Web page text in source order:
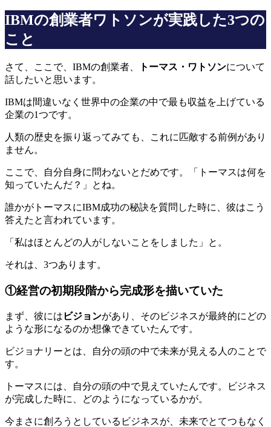
IBMの創業者ワトソンが実践した3つの
こと
さて、ここで、IBMの創業者、 トーマス・ワトソンについて
話したいと思います。
IBMは間違いなく世界中の企業の中で最も収益を上げている
企業の1つです。
人類の歴史を振り返ってみても、これに匹敵する前例があり
ません。
ここで、自分自身に問わないとだめです。「トーマスは何を
知っていたんだ？」とね。
誰かがトーマスにIBM成功の秘訣を質問した時に、彼はこう
答えたと言われています。
「私はほとんどの人がしないことをしました」と。
それは、3つあります。
①経営の初期段階から完成形を描いていた
まず、彼には ビジョンがあり、そのビジネスが最終的にどの
ような形になるのか想像できていたんです。
ビジョナリーとは、自分の頭の中で未来が見える人のことで
す。
トーマスには、自分の頭の中で見えていたんです。ビジネス
が完成した時に、どのようになっているかが。
今まさに創ろうとしているビジネスが、未来でとてつもなく